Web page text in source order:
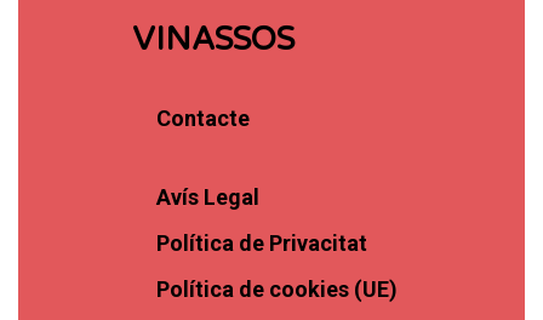
VINASSOS
Contacte
Avís Legal
Política de Privacitat
Política de cookies (UE)